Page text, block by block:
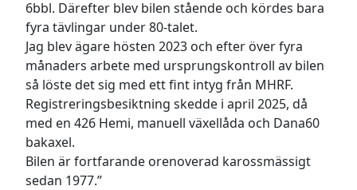
6bbl. Därefter blev bilen stående och kördes bara
fyra tävlingar under 80-talet.
Jag blev ägare hösten 2023 och efter över fyra
månaders arbete med ursprungskontroll av bilen
så löste det sig med ett fint intyg från MHRF.
Registreringsbesiktning skedde i april 2025, då
med en 426 Hemi, manuell växellåda och Dana60
bakaxel.
Bilen är fortfarande orenoverad karossmässigt
sedan 1977.”